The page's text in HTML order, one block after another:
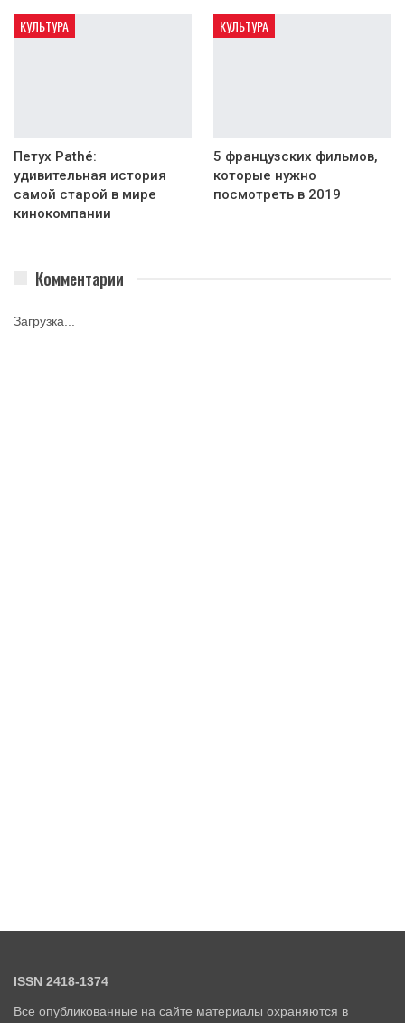
КУЛЬТУРА
Петух Pathé:
удивительная история
самой старой в мире
кинокомпании
КУЛЬТУРА
5 французских фильмов,
которые нужно
посмотреть в 2019
Комментарии
Загрузка...
ISSN 2418-1374
Все опубликованные на сайте материалы охраняются в